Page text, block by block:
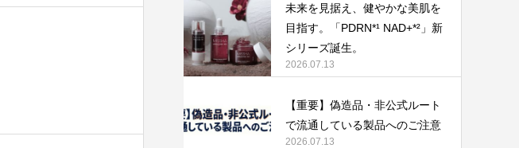
未来を見据え、健やかな美肌を
目指す。「PDRN*¹ NAD+*²」新
シリーズ誕生。
2026.07.13
【重要】偽造品・非公式ルート
で流通している製品へのご注意
2026.07.13